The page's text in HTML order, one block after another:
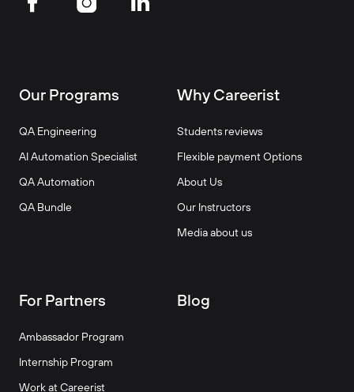
Our Programs
QA Engineering
AI Automation Specialist
QA Automation
QA Bundle
Why Careerist
Students reviews
Flexible payment Options
About Us
Our Instructors
Media about us
For Partners
Ambassador Program
Internship Program
Work at Careerist
Blog